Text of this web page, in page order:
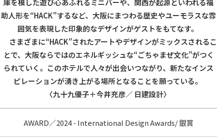
庫を模した遊び心あふれるミニバーや、関西が起源といわれる福
助人形を“HACK”するなど、大阪にまつわる歴史やユーモラスな雰
囲気を表現した印象的なデザインがゲストをもてなす。
さまざまに“HACK”されたアートやデザインがミックスされるこ
とで、大阪ならではのエネルギッシュな“ごちゃまぜ文化”がつく
られていく。このホテルで人々が出会いつながり、新たなインス
ピレーションが湧き上がる場所となることを願っている。
〈九十九優子＋今井充彦／ 日建設計〉
AWARD／2024 - International Design Awards/ 銀賞